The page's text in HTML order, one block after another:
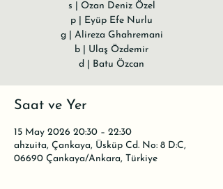
s | Ozan Deniz Özel
p | Eyüp Efe Nurlu
g | Alireza Ghahremani
b | Ulaş Özdemir
d | Batu Özcan
Saat ve Yer
15 May 2026 20:30 – 22:30
ahzuita, Çankaya, Üsküp Cd. No: 8 D:C,
06690 Çankaya/Ankara, Türkiye